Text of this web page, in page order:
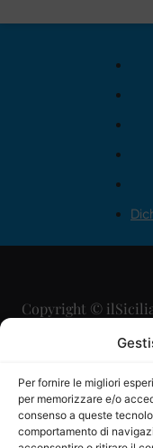
Per fornire le migliori
per memorizzare e/o
consenso a queste
comportamento di
Copyright ©
Direttore